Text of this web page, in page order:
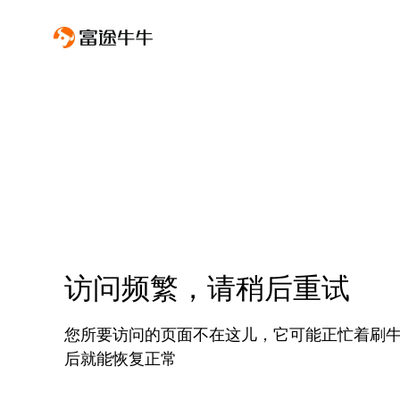
访问频繁，请稍后重试
您所要访问的页面不在这儿，它可能正忙着刷
后就能恢复正常